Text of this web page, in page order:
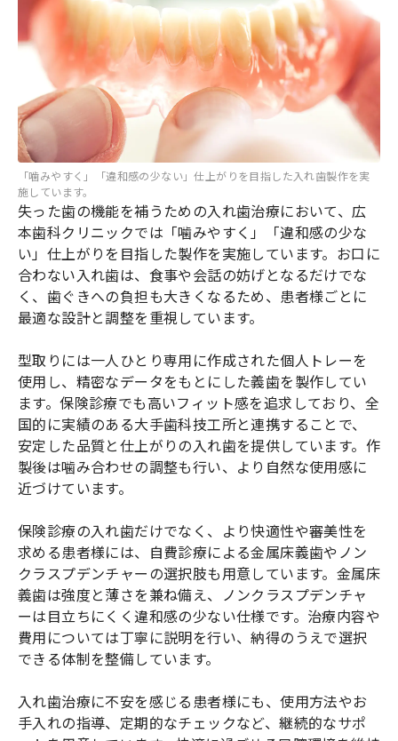
「噛みやすく」「違和感の少ない」仕上がりを目指した入れ歯製作を実
施しています。
失った歯の機能を補うための入れ歯治療において、広
本歯科クリニックでは「噛みやすく」「違和感の少な
い」仕上がりを目指した製作を実施しています。お口に
合わない入れ歯は、食事や会話の妨げとなるだけでな
く、歯ぐきへの負担も大きくなるため、患者様ごとに
最適な設計と調整を重視しています。
型取りには一人ひとり専用に作成された個人トレーを
使用し、精密なデータをもとにした義歯を製作してい
ます。保険診療でも高いフィット感を追求しており、全
国的に実績のある大手歯科技工所と連携することで、
安定した品質と仕上がりの入れ歯を提供しています。作
製後は噛み合わせの調整も行い、より自然な使用感に
近づけています。
保険診療の入れ歯だけでなく、より快適性や審美性を
求める患者様には、自費診療による金属床義歯やノン
クラスプデンチャーの選択肢も用意しています。金属床
義歯は強度と薄さを兼ね備え、ノンクラスプデンチャ
ーは目立ちにくく違和感の少ない仕様です。治療内容や
費用については丁寧に説明を行い、納得のうえで選択
できる体制を整備しています。
入れ歯治療に不安を感じる患者様にも、使用方法やお
手入れの指導、定期的なチェックなど、継続的なサポ